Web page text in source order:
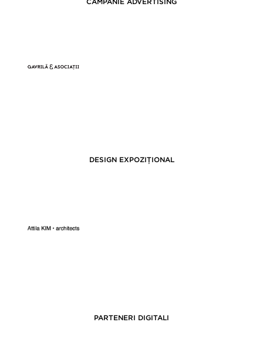
DESIGN EXPOZIȚIONAL
PARTENERI DIGITALI